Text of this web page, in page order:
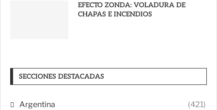
EFECTO ZONDA: VOLADURA DE
CHAPAS E INCENDIOS
SECCIONES DESTACADAS
Argentina (421)